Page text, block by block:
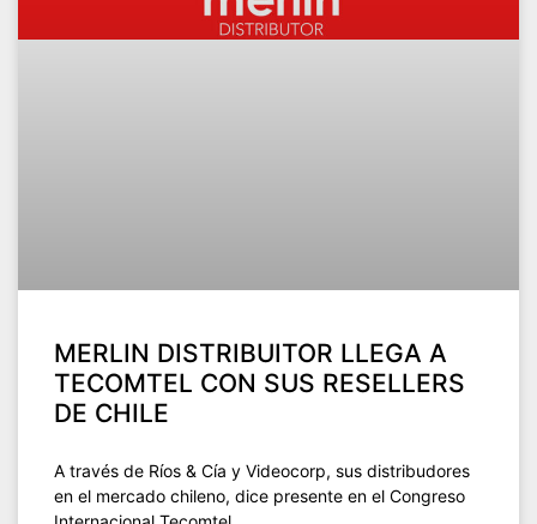
MERLIN DISTRIBUITOR LLEGA A
TECOMTEL CON SUS RESELLERS
DE CHILE
A través de Ríos & Cía y Videocorp, sus distribudores
en el mercado chileno, dice presente en el Congreso